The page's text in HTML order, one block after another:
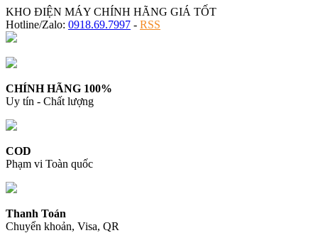
KHO ĐIỆN MÁY CHÍNH HÃNG GIÁ TỐT
Hotline/Zalo: 0918.69.7997 - RSS
CHÍNH HÃNG 100%
Uy tín - Chất lượng
COD
Phạm vi Toàn quốc
Thanh Toán
Chuyển khoản, Visa, QR